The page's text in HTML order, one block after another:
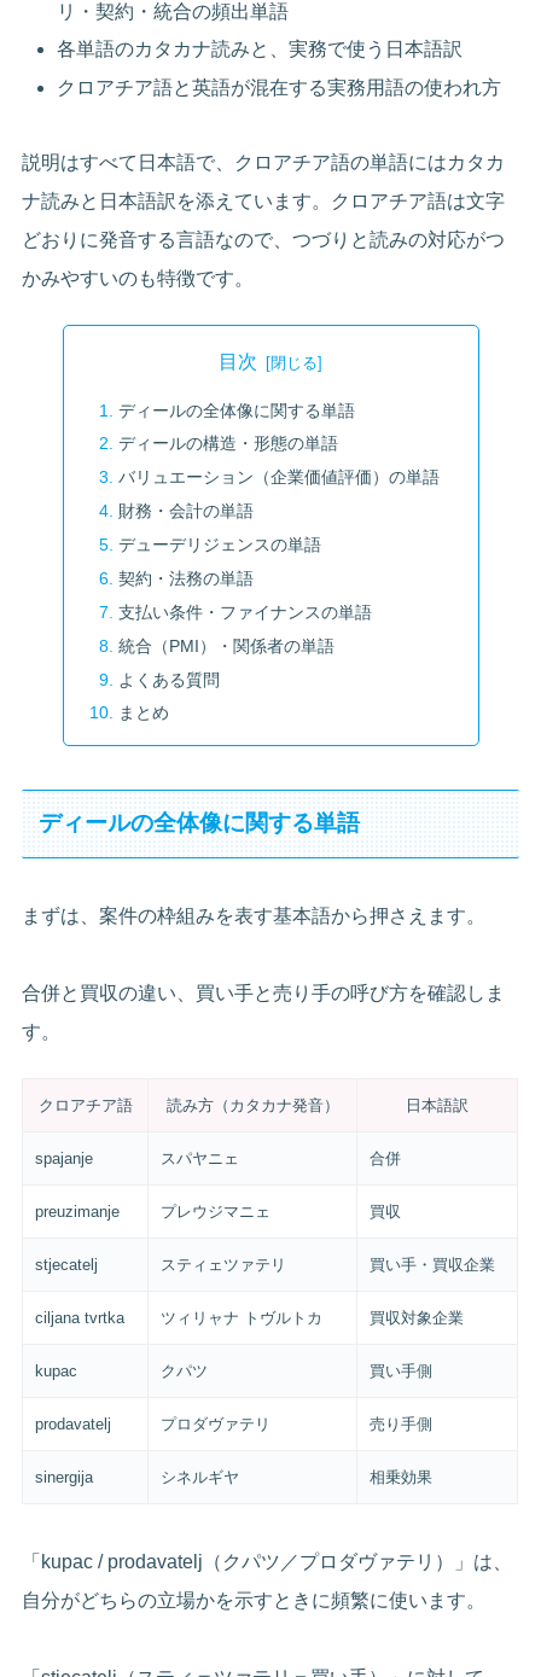
リ・契約・統合の頻出単語
各単語のカタカナ読みと、実務で使う日本語訳
クロアチア語と英語が混在する実務用語の使われ方
説明はすべて日本語で、クロアチア語の単語にはカタカ
ナ読みと日本語訳を添えています。クロアチア語は文字
どおりに発音する言語なので、つづりと読みの対応がつ
かみやすいのも特徴です。
目次
ディールの全体像に関する単語
ディールの構造・形態の単語
バリュエーション（企業価値評価）の単語
財務・会計の単語
デューデリジェンスの単語
契約・法務の単語
支払い条件・ファイナンスの単語
統合（PMI）・関係者の単語
よくある質問
まとめ
ディールの全体像に関する単語
まずは、案件の枠組みを表す基本語から押さえます。
合併と買収の違い、買い手と売り手の呼び方を確認しま
す。
クロアチア語 読み方（カタカナ発音） 日本語訳
spajanje スパヤニェ 合併
preuzimanje プレウジマニェ 買収
stjecatelj スティェツァテリ 買い手・買収企業
ciljana tvrtka ツィリャナ トヴルトカ 買収対象企業
kupac クパツ 買い手側
prodavatelj プロダヴァテリ 売り手側
sinergija シネルギヤ 相乗効果
「kupac / prodavatelj（クパツ／プロダヴァテリ）」は、
自分がどちらの立場かを示すときに頻繁に使います。